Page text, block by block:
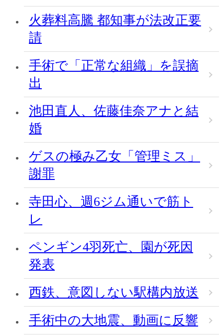
火葬料高騰 都知事が法改正要
請
手術で「正常な組織」を誤摘
出
池田直人、佐藤佳奈アナと結
婚
ゲスの極み乙女「管理ミス」
謝罪
寺田心、週6ジム通いで筋ト
レ
ペンギン4羽死亡、園が死因
発表
西鉄、意図しない駅構内放送
手術中の大地震、動画に反響